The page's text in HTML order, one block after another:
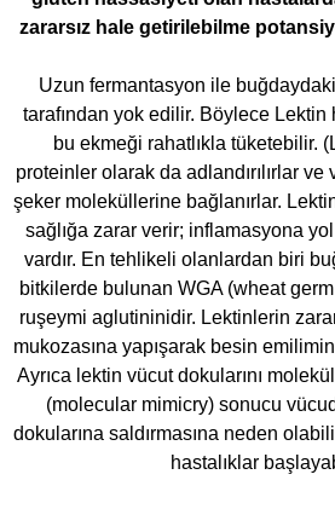
zararsız hale getirilebilme
Uzun fermantasyon ile
tarafından yok edilir. Böylece
bu ekmeği rahatlıkla tüketebilir.
proteinler olarak da adlandırılırlar ve
şeker moleküllerine bağlanırlar.
sağlığa zarar verir; inflamasyona
vardır. En tehlikeli olanlardan biri
bitkilerde bulunan WGA (wheat
ruşeymi aglutininidir. Lektinlerin
mukozasına yapışarak besin
Ayrıca lektin vücut dokularını
(molecular mimicry) sonucu
dokularına saldırmasına neden
hastalıklar